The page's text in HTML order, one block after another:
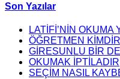
Son Yazılar
LATİFİ’NİN OKUMA
ÖĞRETMEN
GİRESUNLU BİR
OKUMAK İPTİLADIR
SEÇİM NASIL